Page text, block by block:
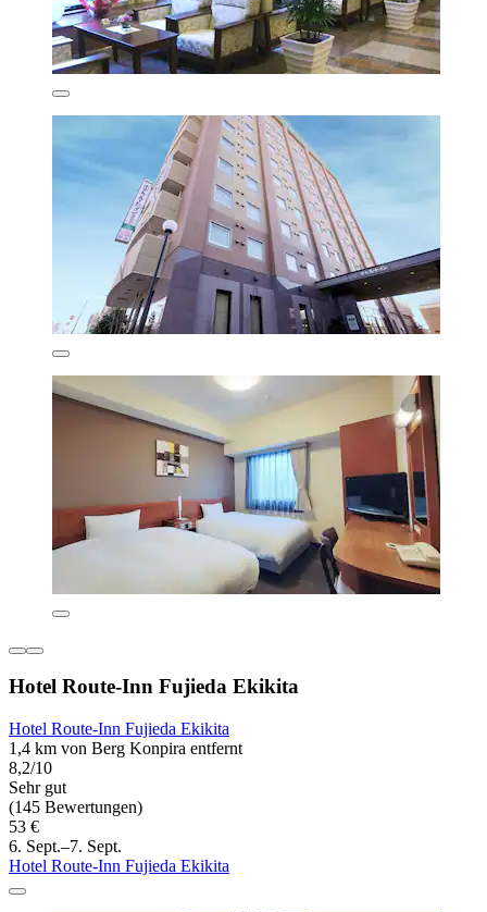
Hotel Route-Inn Fujieda Ekikita
Hotel Route-Inn Fujieda Ekikita
1,4 km von Berg Konpira entfernt
8,2/10
Sehr gut
(145 Bewertungen)
53 €
6. Sept.–7. Sept.
Hotel Route-Inn Fujieda Ekikita